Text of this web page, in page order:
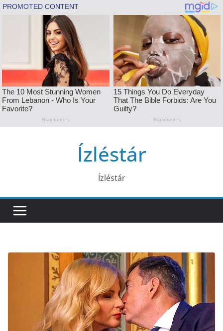
Ízléstár
Ízléstár